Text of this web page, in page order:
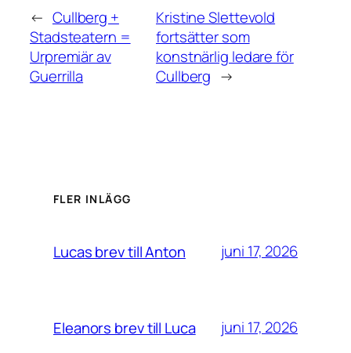
← Cullberg +
Stadsteatern =
Urpremiär av
Guerrilla
Kristine Slettevold
fortsätter som
konstnärlig ledare för
Cullberg →
FLER INLÄGG
Lucas brev till Anton juni 17, 2026
Eleanors brev till Luca juni 17, 2026